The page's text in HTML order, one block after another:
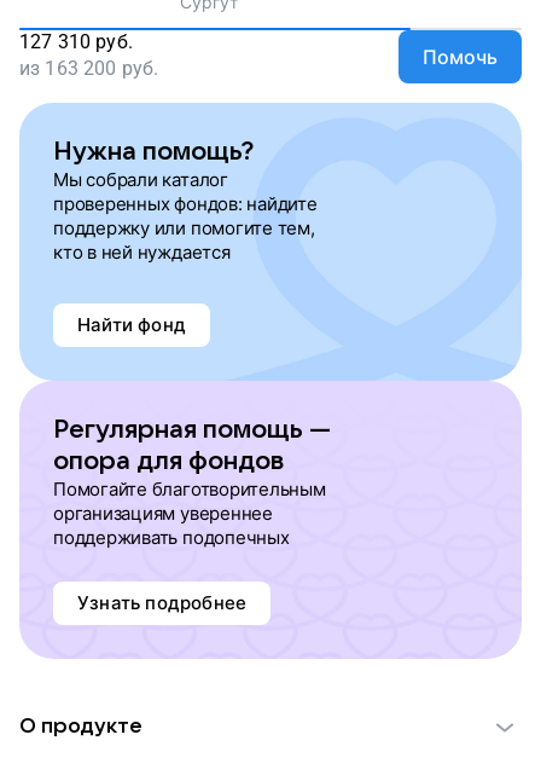
127 310 руб.
из 163 200 руб. Помочь
Нужна помощь?
Мы собрали каталог
проверенных фондов: найдите
поддержку или помогите тем,
кто в ней нуждается
Найти фонд
Регулярная помощь —
опора для фондов
Помогайте благотворительным
организациям увереннее
поддерживать подопечных
Узнать подробнее
О продукте